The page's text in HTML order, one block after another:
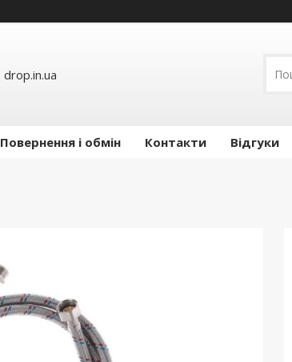
drop.in.ua
Повернення і обмін Контакти Відгуки